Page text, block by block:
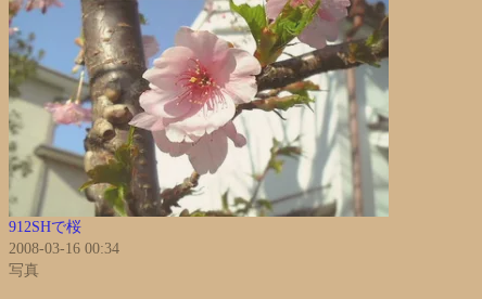
912SHで桜
2008-03-16 00:34
写真